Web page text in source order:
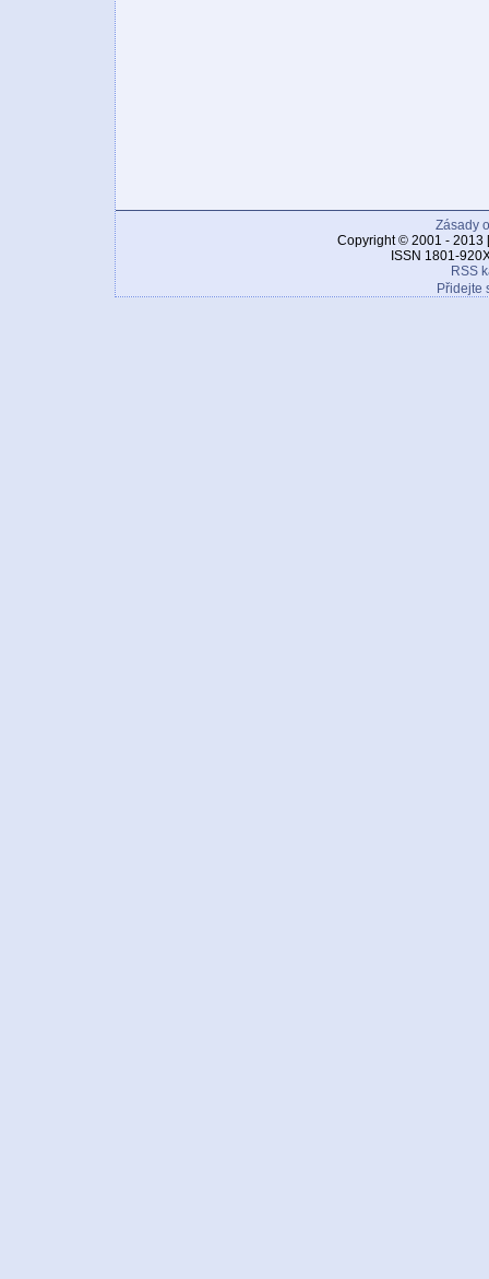
Zásady
Copyright © 2001 - 2013
ISSN 1801-
RSS
Přidejte